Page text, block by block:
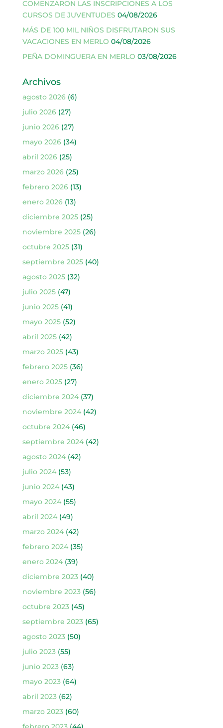
COMENZARON LAS INSCRIPCIONES A LOS
CURSOS DE JUVENTUDES 04/08/2026
MÁS DE 100 MIL NIÑOS DISFRUTARON SUS
VACACIONES EN MERLO 04/08/2026
PEÑA DOMINGUERA EN MERLO 03/08/2026
Archivos
agosto 2026(6)
julio 2026(27)
junio 2026(27)
mayo 2026(34)
abril 2026(25)
marzo 2026(25)
febrero 2026(13)
enero 2026(13)
diciembre 2025(25)
noviembre 2025(26)
octubre 2025(31)
septiembre 2025(40)
agosto 2025(32)
julio 2025(47)
junio 2025(41)
mayo 2025(52)
abril 2025(42)
marzo 2025(43)
febrero 2025(36)
enero 2025(27)
diciembre 2024(37)
noviembre 2024(42)
octubre 2024(46)
septiembre 2024(42)
agosto 2024(42)
julio 2024(53)
junio 2024(43)
mayo 2024(55)
abril 2024(49)
marzo 2024(42)
febrero 2024(35)
enero 2024(39)
diciembre 2023(40)
noviembre 2023(56)
octubre 2023(45)
septiembre 2023(65)
agosto 2023(50)
julio 2023(55)
junio 2023(63)
mayo 2023(64)
abril 2023(62)
marzo 2023(60)